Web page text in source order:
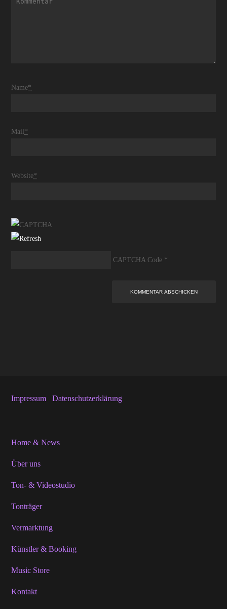
Name*
Mail *
Website*
CAPTCHA Code *
Impressum Datenschutzerklärung
Home & News
Über uns
Ton- & Videostudio
Tonträger
Vermarktung
Künstler & Booking
Music Store
Kontakt